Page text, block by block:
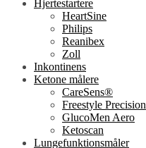
Hjertestartere
HeartSine
Philips
Reanibex
Zoll
Inkontinens
Ketone målere
CareSens®
Freestyle Precision
GlucoMen Aero
Ketoscan
Lungefunktionsmåler